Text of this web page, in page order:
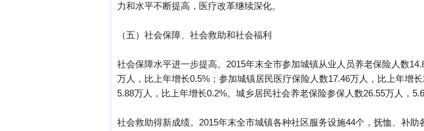
力和水平不断提高，医疗改革继续深化。
（五）社会保障、社会救助和社会福利
社会保障水平进一步提高。2015年末全市参加城镇从业人员养老保险人数
万人，比上年增长0.5%；参加城镇居民医疗保险人数17.46万人，比上年增
5.88万人，比上年增长0.2%。城乡居民社会养老保险参保人数26.55万人，
社会救助得新成绩。2015年末全市城镇各种社区服务设施44个，抚恤、补